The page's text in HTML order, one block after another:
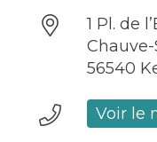
1 Pl. de
56540
Voir le